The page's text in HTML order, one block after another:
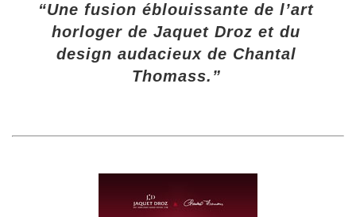
“Une fusion éblouissante de l’art
horloger de Jaquet Droz et du
design audacieux de Chantal
Thomass.”